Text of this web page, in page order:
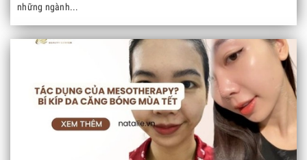
những ngành...